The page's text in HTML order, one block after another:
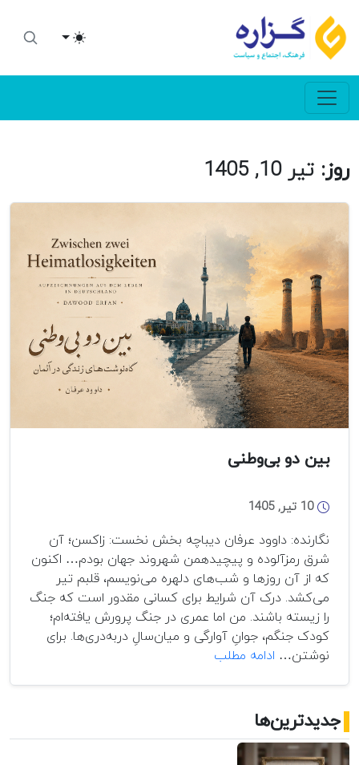
Toggle theme
روز: تیر 10, 1405
بین دو بی‌وطنی
10 تیر, 1405
نگارنده: داوود عرفان دیباچه بخش نخست: زاکسن؛ آن
شرق رمزآلوده و پیچیدهمن شهروند جهان بودم… اکنون
که از آن روزها و شب‌های دلهره می‌نویسم، قلبم تیر
می‌کشد. درک آن شرایط برای کسانی مقدور است که جنگ
را زیسته باشند. من اما عمری در جنگ پرورش یافته‌ام؛
کودک جنگم، جوانِ آوارگی و میان‌سالِ دربه‌دری‌ها. برای
نوشتن… ادامه مطلب
جدیدترین‌ها